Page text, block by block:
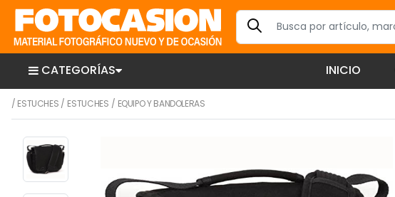
CATEGORÍAS INICIO
/ ESTUCHES / ESTUCHES / EQUIPO Y BANDOLERAS